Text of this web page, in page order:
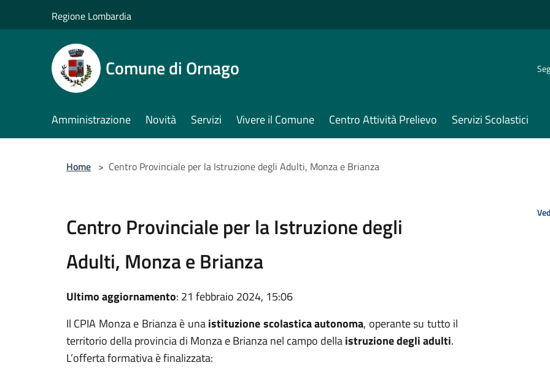
Regione Lombardia
Comune di Ornago
Amministrazione Novità Servizi Vivere il Comune Centro Attività Prelievo Servizi Scolastici
Home > Centro Provinciale per la Istruzione degli Adulti, Monza e Brianza
Centro Provinciale per la Istruzione degli
Adulti, Monza e Brianza
Ultimo aggiornamento: 21 febbraio 2024, 15:06
Il CPIA Monza e Brianza è unaistituzione scolastica autonoma, operante su tutto il
territorio della provincia di Monza e Brianza nel campo dellaistruzione degli adulti.
L’offerta formativa è finalizzata: